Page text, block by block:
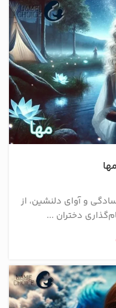
و آوای دلنشین، از
دختران ...